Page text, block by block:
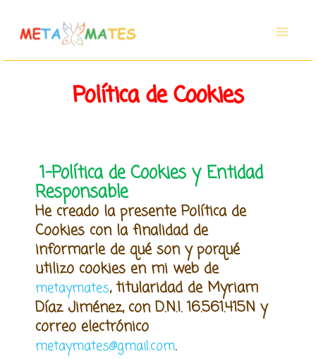
contenido
Política de Cookies
1-Política de Cookies y Entidad
Responsable
He creado la presente Política de
Cookies con la finalidad de
informarle de qué son y porqué
utilizo cookies en mi web de
metaymates, titularidad de Myriam
Díaz Jiménez, con D.N.I. 16.561.415N y
correo electrónico
metaymates@gmail.com.